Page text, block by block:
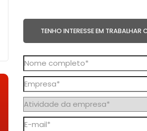
TENHO INTERESSE EM TRABALHAR